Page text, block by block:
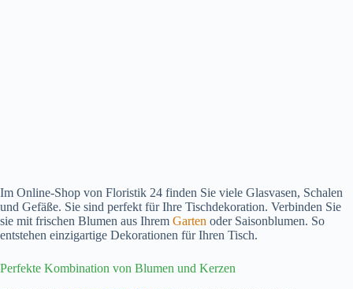
Im Online-Shop von Floristik 24 finden Sie viele Glasvasen, Schalen
und Gefäße. Sie sind perfekt für Ihre Tischdekoration. Verbinden Sie
sie mit frischen Blumen aus Ihrem Garten oder Saisonblumen. So
entstehen einzigartige Dekorationen für Ihren Tisch.
Perfekte Kombination von Blumen und Kerzen